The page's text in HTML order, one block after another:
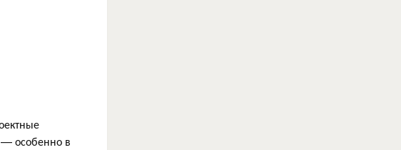
особенно в